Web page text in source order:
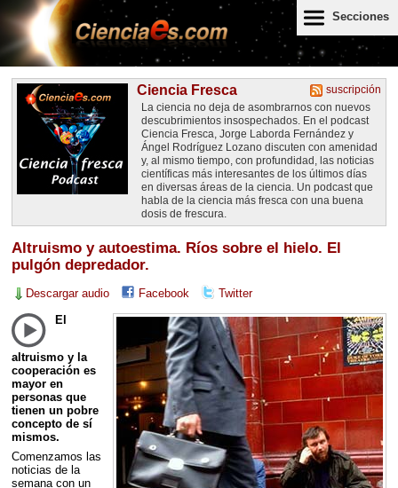
Secciones
suscripción
Ciencia Fresca
La ciencia no deja de asombrarnos con nuevos
descubrimientos insospechados. En el podcast
Ciencia Fresca, Jorge Laborda Fernández y
Ángel Rodríguez Lozano discuten con amenidad
y, al mismo tiempo, con profundidad, las noticias
científicas más interesantes de los últimos días
en diversas áreas de la ciencia. Un podcast que
habla de la ciencia más fresca con una buena
dosis de frescura.
Altruismo y autoestima. Ríos sobre el hielo. El
pulgón depredador.
Descargar audio Facebook Twitter
El
altruismo y la
cooperación es
mayor en
personas que
tienen un pobre
concepto de sí
mismos.
Comenzamos las
noticias de la
semana con un